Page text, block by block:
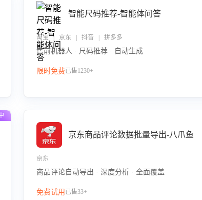
智能尺码推荐-智能体问答
淘宝 | 京东 | 抖音 | 拼多多
售前机器人 · 尺码推荐 · 自动生成
限时免费已售1230+
京东商品评论数据批量导出-八爪鱼
京东
商品评论自动导出 · 深度分析 · 全面覆盖
免费试用 已售33+